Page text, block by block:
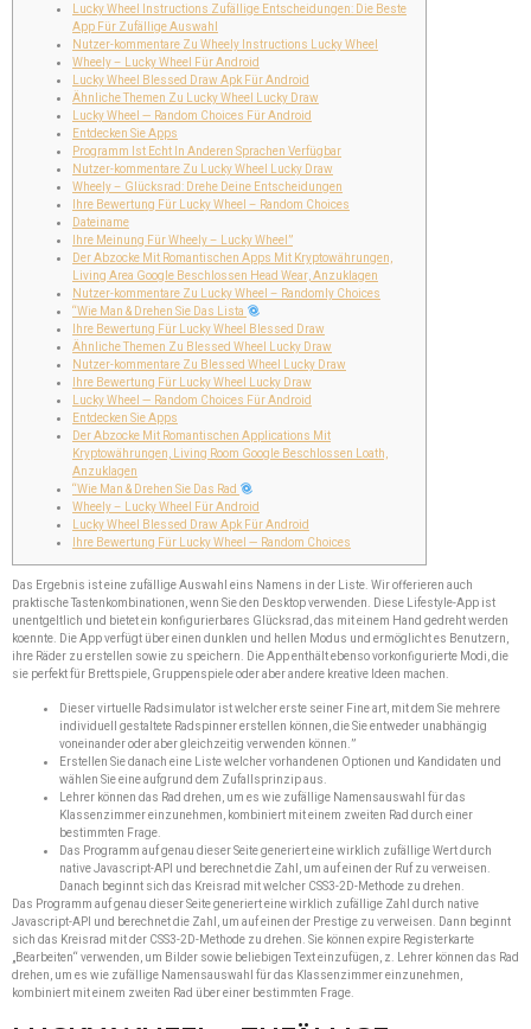
Lucky Wheel Instructions Zufällige Entscheidungen: Die Beste
App Für Zufällige Auswahl
Nutzer-kommentare Zu Wheely Instructions Lucky Wheel
Wheely – Lucky Wheel Für Android
Lucky Wheel Blessed Draw Apk Für Android
Ähnliche Themen Zu Lucky Wheel Lucky Draw
Lucky Wheel — Random Choices Für Android
Entdecken Sie Apps
Programm Ist Echt In Anderen Sprachen Verfügbar
Nutzer-kommentare Zu Lucky Wheel Lucky Draw
Wheely – Glücksrad: Drehe Deine Entscheidungen
Ihre Bewertung Für Lucky Wheel – Random Choices
Dateiname
Ihre Meinung Für Wheely – Lucky Wheel”
Der Abzocke Mit Romantischen Apps Mit Kryptowährungen,
Living Area Google Beschlossen Head Wear, Anzuklagen
Nutzer-kommentare Zu Lucky Wheel – Randomly Choices
“Wie Man & Drehen Sie Das Lista
Ihre Bewertung Für Lucky Wheel Blessed Draw
Ähnliche Themen Zu Blessed Wheel Lucky Draw
Nutzer-kommentare Zu Blessed Wheel Lucky Draw
Ihre Bewertung Für Lucky Wheel Lucky Draw
Lucky Wheel — Random Choices Für Android
Entdecken Sie Apps
Der Abzocke Mit Romantischen Applications Mit
Kryptowährungen, Living Room Google Beschlossen Loath,
Anzuklagen
“Wie Man & Drehen Sie Das Rad
Wheely – Lucky Wheel Für Android
Lucky Wheel Blessed Draw Apk Für Android
Ihre Bewertung Für Lucky Wheel — Random Choices
Das Ergebnis ist eine zufällige Auswahl eins Namens in der Liste. Wir offerieren auch
praktische Tastenkombinationen, wenn Sie den Desktop verwenden. Diese Lifestyle-App ist
unentgeltlich und bietet ein konfigurierbares Glücksrad, das mit einem Hand gedreht werden
koennte. Die App verfügt über einen dunklen und hellen Modus und ermöglicht es Benutzern,
ihre Räder zu erstellen sowie zu speichern. Die App enthält ebenso vorkonfigurierte Modi, die
sie perfekt für Brettspiele, Gruppenspiele oder aber andere kreative Ideen machen.
Dieser virtuelle Radsimulator ist welcher erste seiner Fine art, mit dem Sie mehrere
individuell gestaltete Radspinner erstellen können, die Sie entweder unabhängig
voneinander oder aber gleichzeitig verwenden können.”
Erstellen Sie danach eine Liste welcher vorhandenen Optionen und Kandidaten und
wählen Sie eine aufgrund dem Zufallsprinzip aus.
Lehrer können das Rad drehen, um es wie zufällige Namensauswahl für das
Klassenzimmer einzunehmen, kombiniert mit einem zweiten Rad durch einer
bestimmten Frage.
Das Programm auf genau dieser Seite generiert eine wirklich zufällige Wert durch
native Javascript-API und berechnet die Zahl, um auf einen der Ruf zu verweisen.
Danach beginnt sich das Kreisrad mit welcher CSS3-2D-Methode zu drehen.
Das Programm auf genau dieser Seite generiert eine wirklich zufällige Zahl durch native
Javascript-API und berechnet die Zahl, um auf einen der Prestige zu verweisen. Dann beginnt
sich das Kreisrad mit der CSS3-2D-Methode zu drehen. Sie können expire Registerkarte
„Bearbeiten“ verwenden, um Bilder sowie beliebigen Text einzufügen, z. Lehrer können das Rad
drehen, um es wie zufällige Namensauswahl für das Klassenzimmer einzunehmen,
kombiniert mit einem zweiten Rad über einer bestimmten Frage.